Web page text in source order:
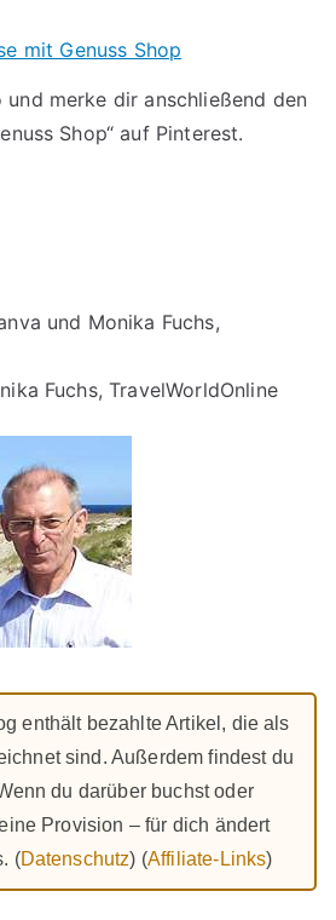
und merke dir anschließend den
Shop“ auf Pinterest.
und Monika Fuchs,
Fuchs, TravelWorldOnline
enthält bezahlte Artikel, die als
sind. Außerdem findest du
du darüber buchst oder
Provision – für dich ändert
(Datenschutz) (Affiliate-Links)